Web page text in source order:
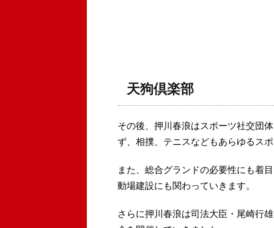
天狗倶楽部
その後、押川春浪はスポーツ社交団
ず、相撲、テニスなどもあらゆるス
また、総合グランドの必要性にも着
動場建設にも関わっていきます。
さらに押川春浪は司法大臣・尾崎行